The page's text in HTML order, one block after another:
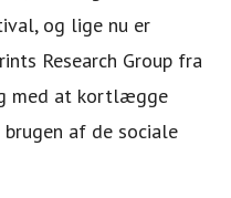
og lige nu er
Research Group fra
med at kortlægge
af de sociale